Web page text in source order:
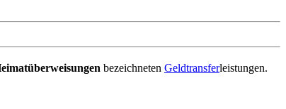
bezeichneten Geldtransfer­leistungen.